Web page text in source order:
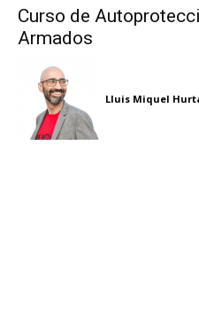
Curso de
Armados
Lluis Miquel